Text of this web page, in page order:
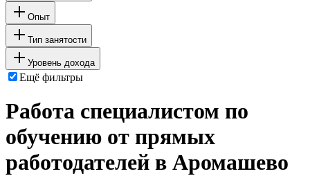
Опыт
Тип занятости
Уровень дохода
Ещё фильтры
Работа специалистом по
обучению от прямых
работодателей в Аромашево